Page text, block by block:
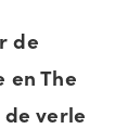
de
en The
verle